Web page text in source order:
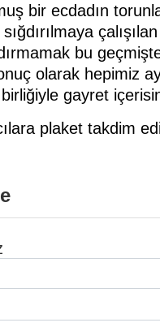
bir ecdadın
bu
olarak hepimiz
gayret
plaket takdim